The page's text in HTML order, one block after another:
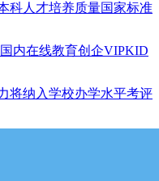
科人才培养质量国家标准
内在线教育创企VIPKID
将纳入学校办学水平考评